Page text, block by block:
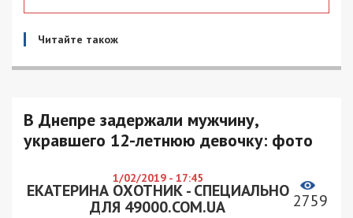
Читайте також
В Днепре задержали мужчину,
укравшего 12-летнюю девочку: фото
1/02/2019 - 17:45
ЕКАТЕРИНА ОХОТНИК - СПЕЦИАЛЬНО
ДЛЯ 49000.COM.UA
2759